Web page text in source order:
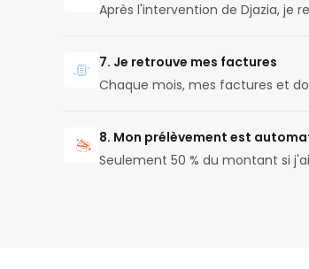
Après l'intervention de Djazia, je
7. Je retrouve mes factures
Chaque mois, mes factures et
8. Mon prélèvement est
Seulement 50 % du montant si